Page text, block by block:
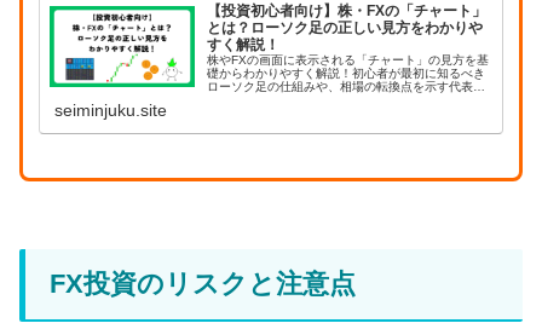
【投資初心者向け】株・FXの「チャート」
とは？ローソク足の正しい見方をわかりや
すく解説！
株やFXの画面に表示される「チャート」の見方を基
礎からわかりやすく解説！初心者が最初に知るべき
ローソク足の仕組みや、相場の転換点を示す代表的
seiminjuku.site
FX投資のリスクと注意点